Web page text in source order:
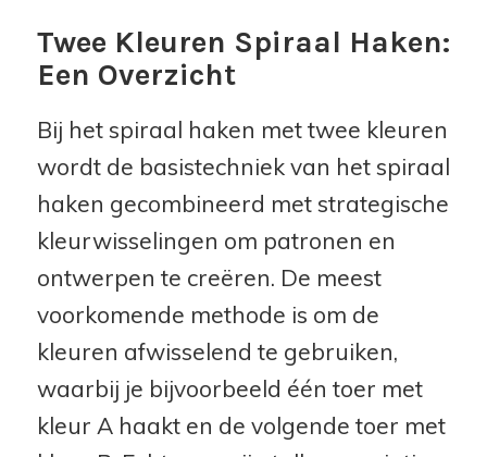
Twee Kleuren Spiraal Haken:
Een Overzicht
Bij het spiraal haken met twee kleuren
wordt de basistechniek van het spiraal
haken gecombineerd met strategische
kleurwisselingen om patronen en
ontwerpen te creëren. De meest
voorkomende methode is om de
kleuren afwisselend te gebruiken,
waarbij je bijvoorbeeld één toer met
kleur A haakt en de volgende toer met